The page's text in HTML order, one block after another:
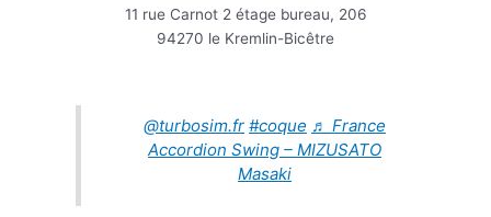
11 rue Carnot 2 étage bureau, 206
94270 le Kremlin-Bicêtre
@turbosim.fr #coque ♬ France
Accordion Swing – MIZUSATO
Masaki